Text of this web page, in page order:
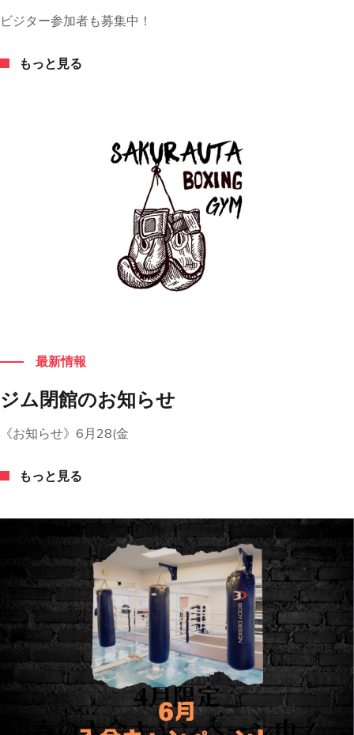
ビジター参加者も募集中！
もっと見る
最新情報
ジム閉館のお知らせ
《お知らせ》6月28(金
もっと見る